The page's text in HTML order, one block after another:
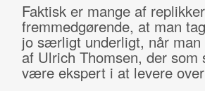
Faktisk er mange af
fremmedgørende, at man
jo særligt underligt, når
af Ulrich Thomsen, der som
være ekspert i at levere